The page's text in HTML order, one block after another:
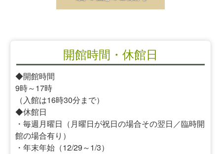
開館時間・休館日
◆開館時間
9時～17時
（入館は16時30分まで）
◆休館日
・毎週月曜日（月曜日が祝日の場合その翌日／臨時開
館の場合有り）
・年末年始（12/29～1/3）